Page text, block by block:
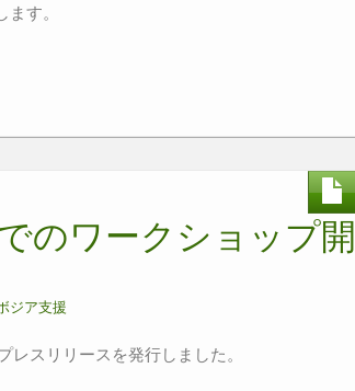
す。
のワークショップ開
ジア支援
スリリースを発行しました。